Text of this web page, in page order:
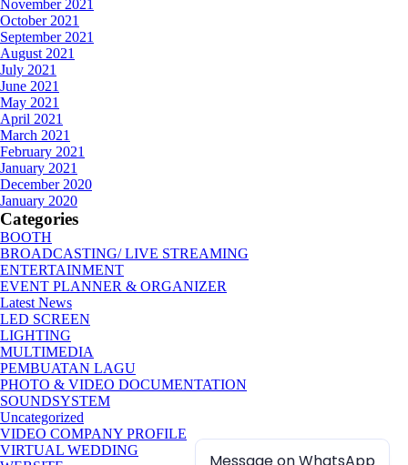
November 2021
October 2021
September 2021
August 2021
July 2021
June 2021
May 2021
April 2021
March 2021
February 2021
January 2021
December 2020
January 2020
Categories
BOOTH
BROADCASTING/ LIVE STREAMING
ENTERTAINMENT
EVENT PLANNER & ORGANIZER
Latest News
LED SCREEN
LIGHTING
MULTIMEDIA
PEMBUATAN LAGU
PHOTO & VIDEO DOCUMENTATION
SOUNDSYSTEM
Uncategorized
VIDEO COMPANY PROFILE
VIRTUAL WEDDING